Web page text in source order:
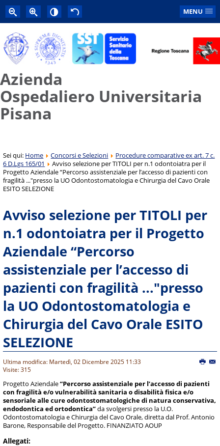
MENU
Azienda
Ospedaliero Universitaria
Pisana
Sei qui: Home Concorsi e Selezioni
Procedure comparative ex art. 7 c.
6 D.Lgs 165/01
Avviso selezione per TITOLI per n.1 odontoiatra per il
Progetto Aziendale “Percorso assistenziale per l’accesso di pazienti con
fragilità ..."presso la UO Odontostomatologia e Chirurgia del Cavo Orale
ESITO SELEZIONE
Avviso selezione per TITOLI per
n.1 odontoiatra per il Progetto
Aziendale “Percorso
assistenziale per l’accesso di
pazienti con fragilità ..."presso
la UO Odontostomatologia e
Chirurgia del Cavo Orale ESITO
SELEZIONE
Ultima modifica: Martedì, 02 Dicembre 2025 11:33
Visite: 315
Progetto Aziendale“Percorso assistenziale per l’accesso di pazienti
con fragilità e/o vulnerabilità sanitaria o disabilità fisica e/o
sensoriale alle cure odontostomatologiche di natura conservativa,
endodontica ed ortodontica”da svolgersi presso la U.O.
Odontostomatologia e Chirurgia del Cavo Orale, diretta dal Prof. Antonio
Barone, Responsabile del Progetto. FINANZIATO AOUP
Allegati: